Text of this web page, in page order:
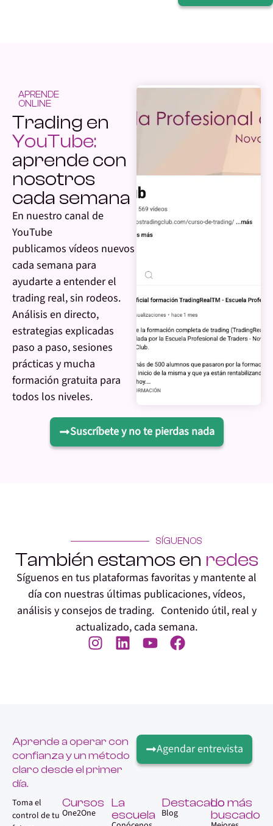
APRENDE
ONLINE
Trading en
YouTube:
aprende con
nosotros
cada semana
En nuestro canal de
YouTube
publicamos vídeos nuevos
cada semana para
ayudarte a entender el
trading real, sin rodeos.
Análisis en directo,
estrategias explicadas
paso a paso, sesiones
prácticas y mucha
formación gratuita para
todos los niveles.
Suscríbete y no te pierdas nada
SÍGUENOS
También estamos en redes
Síguenos en tus plataformas favoritas y mantente al
día con nuestras últimas publicaciones, vídeos,
análisis y consejos de trading. Contenido útil, real y
actualizado, cada semana.
Aprende a operar con
confianza y un método
claro desde el primer
día.
Agendar entrevista
Toma el
control de tu
Cursos
One2One
La
escuela
Destacado
Blog
Lo más
buscado